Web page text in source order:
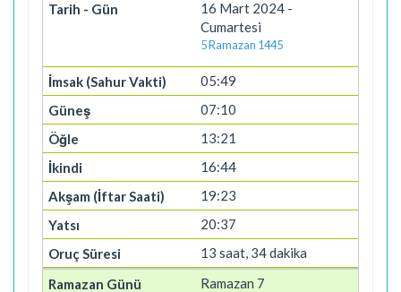
16 Mart 2024 -
Cumartesi
5 Ramazan 1445
05:49
07:10
13:21
16:44
19:23
20:37
13 saat, 34 dakika
Ramazan 7